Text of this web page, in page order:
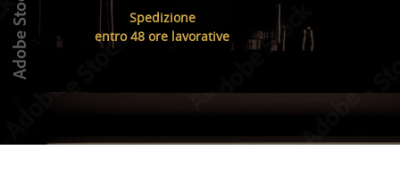
Spedizione
entro 48 ore lavorative